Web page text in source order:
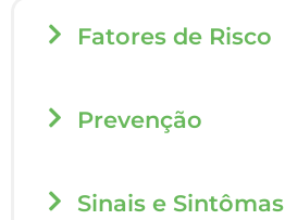
Fatores de Risco​
Prevenção​
Sinais e Sintômas​